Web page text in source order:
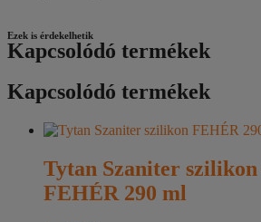
Ezek is érdekelhetik
Kapcsolódó termékek
Kapcsolódó termékek
Tytan Szaniter szilikon
FEHÉR 290 ml